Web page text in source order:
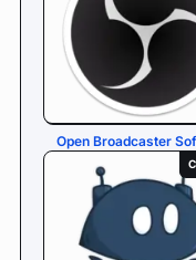
Open Broadcaster